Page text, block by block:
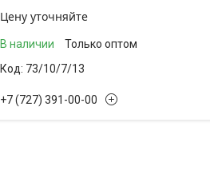
Цену уточняйте
В наличии
Только оптом
73/10/7/13
+7 (727) 391-00-00